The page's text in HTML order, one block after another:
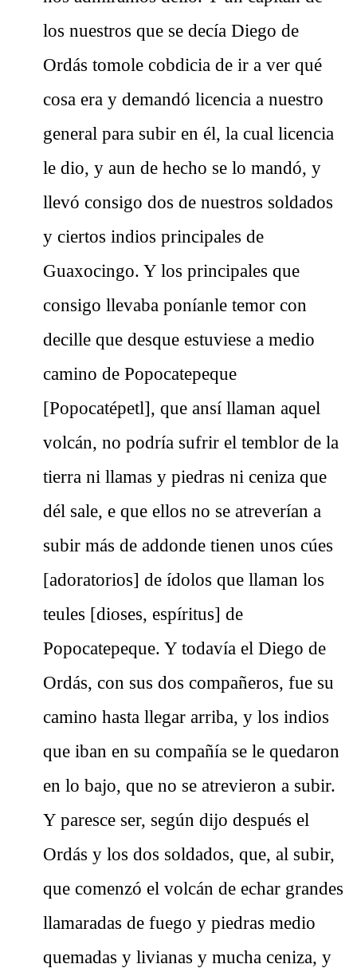
los nuestros que se decía Diego de
Ordás tomole cobdicia de ir a ver qué
cosa era y demandó licencia a nuestro
general para subir en él, la cual licencia
le dio, y aun de hecho se lo mandó, y
llevó consigo dos de nuestros soldados
y ciertos indios principales de
Guaxocingo. Y los principales que
consigo llevaba poníanle temor con
decille que desque estuviese a medio
camino de Popocatepeque
[Popocatépetl], que ansí llaman aquel
volcán, no podría sufrir el temblor de la
tierra ni llamas y piedras ni ceniza que
dél sale, e que ellos no se atreverían a
subir más de addonde tienen unos cúes
[adoratorios] de ídolos que llaman los
teules [dioses, espíritus] de
Popocatepeque. Y todavía el Diego de
Ordás, con sus dos compañeros, fue su
camino hasta llegar arriba, y los indios
que iban en su compañía se le quedaron
en lo bajo, que no se atrevieron a subir.
Y paresce ser, según dijo después el
Ordás y los dos soldados, que, al subir,
que comenzó el volcán de echar grandes
llamaradas de fuego y piedras medio
quemadas y livianas y mucha ceniza, y